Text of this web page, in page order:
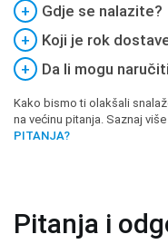
+
Gdje se nalazite?
+
Koji je rok
+
Da li mogu
Kako bismo ti olakšali
na većinu pitanja. Saznaj
PITANJA?
Pitanja i